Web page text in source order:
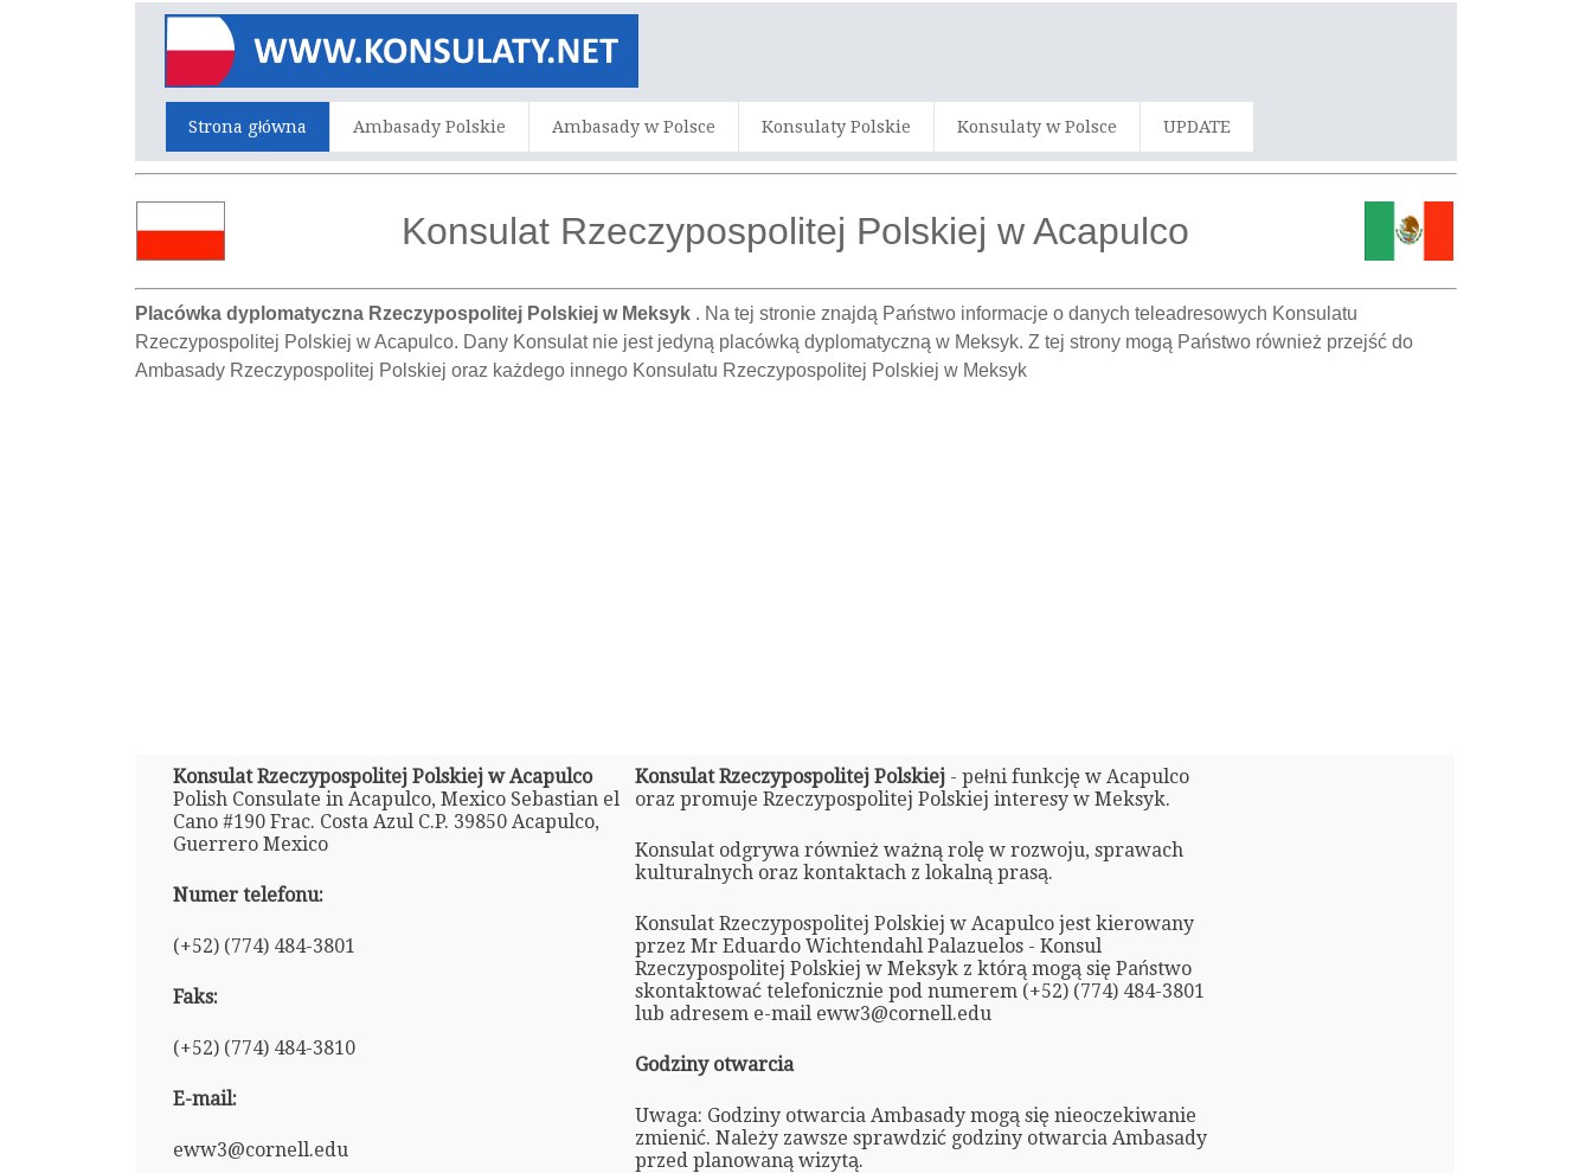
Strona główna Ambasady Polskie Ambasady w Polsce Konsulaty Polskie Konsulaty w Polsce UPDATE
Konsulat Rzeczypospolitej Polskiej w Acapulco
Placówka dyplomatyczna Rzeczypospolitej Polskiej w Meksyk . Na tej stronie znajdą Państwo informacje o danych teleadresowych Konsulatu
Rzeczypospolitej Polskiej w Acapulco. Dany Konsulat nie jest jedyną placówką dyplomatyczną w Meksyk. Z tej strony mogą Państwo również przejść do
Ambasady Rzeczypospolitej Polskiej oraz każdego innego Konsulatu Rzeczypospolitej Polskiej w Meksyk
Konsulat Rzeczypospolitej Polskiej w Acapulco
Polish Consulate in Acapulco, Mexico Sebastian el
Cano #190 Frac. Costa Azul C.P. 39850 Acapulco,
Guerrero Mexico
Numer telefonu:
(+52) (774) 484-3801
Faks:
(+52) (774) 484-3810
E-mail:
eww3@cornell.edu
Konsulat Rzeczypospolitej Polskiej- pełni funkcję w Acapulco
oraz promuje Rzeczypospolitej Polskiej interesy w Meksyk.
Konsulat odgrywa również ważną rolę w rozwoju, sprawach
kulturalnych oraz kontaktach z lokalną prasą.
Konsulat Rzeczypospolitej Polskiej w Acapulco jest kierowany
przez Mr Eduardo Wichtendahl Palazuelos - Konsul
Rzeczypospolitej Polskiej w Meksyk z którą mogą się Państwo
skontaktować telefonicznie pod numerem (+52) (774) 484-3801
lub adresem e-mail eww3@cornell.edu
Godziny otwarcia
Uwaga: Godziny otwarcia Ambasady mogą się nieoczekiwanie
zmienić. Należy zawsze sprawdzić godziny otwarcia Ambasady
przed planowaną wizytą.